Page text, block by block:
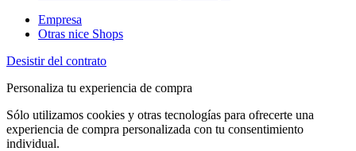
Empresa
Otras nice Shops
Desistir del contrato
Personaliza tu experiencia de compra
Sólo utilizamos cookies y otras tecnologías para ofrecerte una
experiencia de compra personalizada con tu consentimiento
individual.